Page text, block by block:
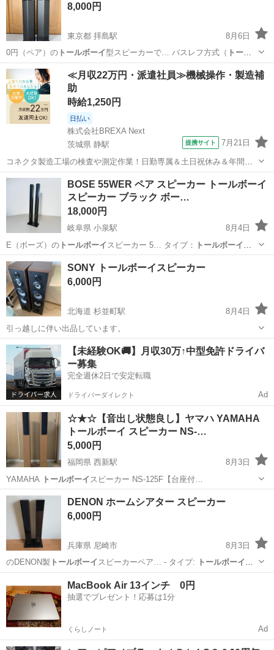
8,000円
東京都 拝島駅
8月6日
0円（ペア）のトールボーイ型スピーカーで… バスレフ方式（ トール
ボーイ型／防磁設計）…
東京 福生市 拝島駅 オーディオ
≪月収22万円・派遣社員≫機械操作・製造補
助
時給1,250円
日払い
株式会社BREXA Next
茨城県 静駅
提携サイト 7月21日
コネクタ製造工場の検査や測定作業！日勤専属＆土日祝休み＆年間休
日128日★クリーンルーム内作業★マイカー通勤OK＆無料駐車場あり
★就業先食堂利用可！日払い制度あり！《茨城県常陸大宮市》 人気の
工場のお仕事 ◇コネクタ製造工...
茨城 常陸大宮市
BOSE 55WER ペア スピーカー トールボーイ
スピーカー ブラック ボー…
18,000円
岐阜県 小泉駅
8月4日
E（ボーズ）のトールボーイ スピーカー 5… タイプ： トールボーイ
ピーカー …
岐阜 多治見市 小泉駅 オーディオ
SONY トールボーイスピーカー
6,000円
北海道 杉並町駅
8月4日
引っ越しに伴い出品しています。
北海道 函館市 杉並町駅 オーディオ
【未経験OK🚚】月収30万↑中型免許ドライバ
ー募集
完全週休2日で安定転職
ドライバーダイレクト Ad
☆★☆【音出し状態良し】ヤマハ YAMAHA
トールボーイ スピーカー NS-…
5,000円
福岡県 西新駅
8月3日
YAMAHA トールボーイ スピーカー NS-125F【台座付…
福岡 福岡市 オーディオ トールボーイ
DENON ホームシアター スピーカー
6,000円
兵庫県 尼崎市
8月3日
のDENON製 トールボーイ スピーカーペア… - タイプ: トールボーイ ス
ピーカー -… です。スリムなトールボーイ（フロア型）タ…
MacBook Air 13インチ 0円
抽選でプレゼント！応募は1分
くらしノート Ad